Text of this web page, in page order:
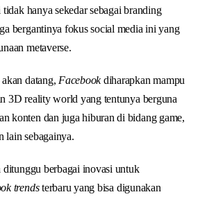
hanya sekedar sebagai branding
bergantinya fokus social media ini yang
metaverse.
datang, Facebookdiharapkan mampu
3D reality world yang tentunya berguna
konten dan juga hiburan di bidang game,
lain sebagainya.
ditunggu berbagai inovasi untuk
trendsterbaru yang bisa digunakan